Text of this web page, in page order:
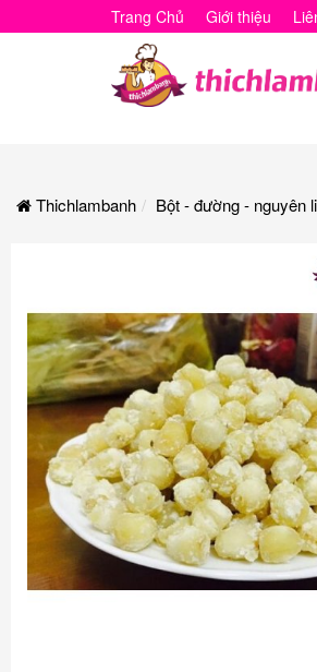
Mứt Trang Chủ Giới thiệu
Thichlambanh Bột - đường - nguyên